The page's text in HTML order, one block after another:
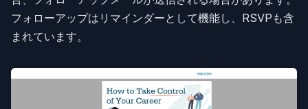
フォローアップはリマインダーとして機能し、RSVPも含
まれています。